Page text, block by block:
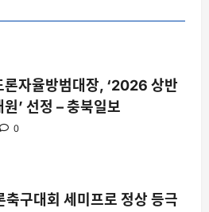
론자율방범대장, ‘2026 상반
’ 선정 – 충북일보
0
축구대회 세미프로 정상 등극